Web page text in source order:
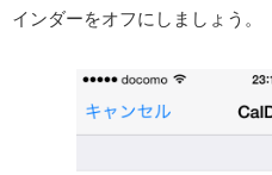
インダーをオフにしましょう。